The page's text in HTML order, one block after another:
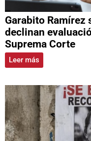
Garabito Ramírez
declinan
Suprema Corte
Leer más